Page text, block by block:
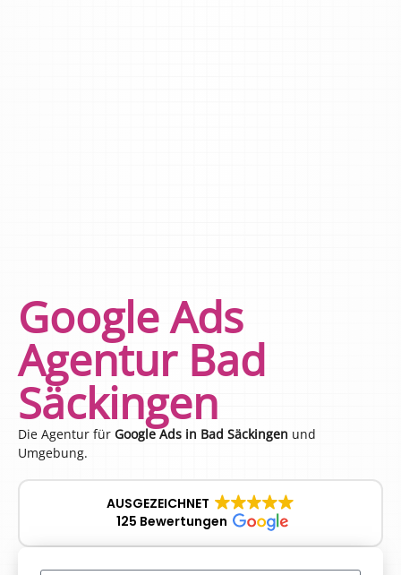
Google Ads
Agentur Bad
Säckingen
Die Agentur für Google Ads in Bad Säckingen und
Umgebung.
AUSGEZEICHNET
125 Bewertungen